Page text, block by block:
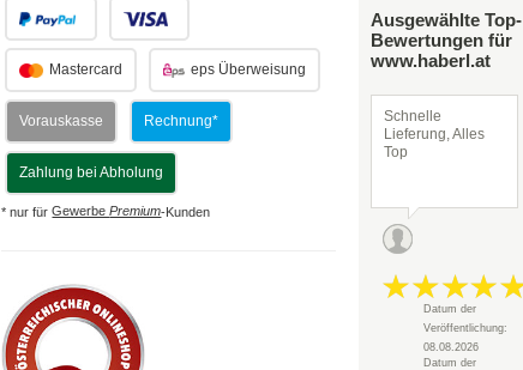
Mastercard eps Überweisung
Vorauskasse Rechnung*
Zahlung bei Abholung
* nur fürGewerbePremium-Kunden
Ausgewählte Top-
Bewertungen für
www.haberl.at
Schnelle
Lieferung, Alles
Top
Datum der
Veröffentlichung:
08.08.2026
Datum der